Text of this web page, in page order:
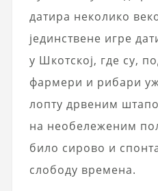
датира неколико
јединствене игре
у Шкотској, где су,
фармери и рибари
лопту дрвеним
на необележеним
било сирово и
слободу времена.